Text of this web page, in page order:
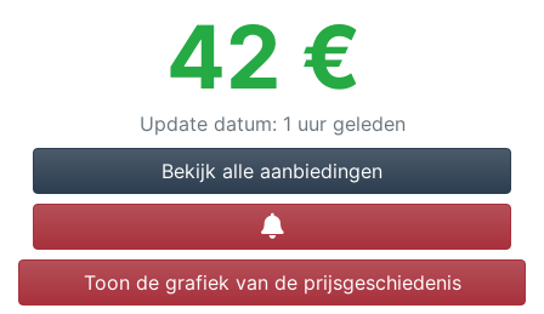
42 €
Update datum: 1 uur geleden
Bekijk alle aanbiedingen
Prijsalert instellen
Toon de grafiek van de prijsgeschiedenis